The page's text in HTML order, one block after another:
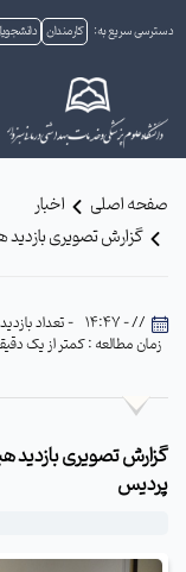
دسترسی سریع به: کارمندان
صفحه اصلی
اخبار
گزارش تصویری
// - 14:47 - تعداد بازدید:
زمان مطالعه : کمتر از یک
گزارش تصویری بازدید
پردیس